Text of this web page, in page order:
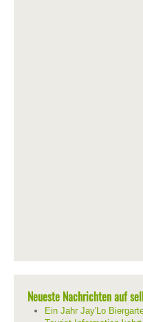
Neueste Nachrichten auf
Ein Jahr Jay'Lo